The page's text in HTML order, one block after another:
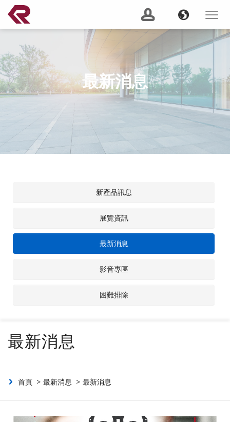
南俊國際股份有限公司 。 REPON SLIDES
Navigation
Toggle
最新消息
產品資訊
CSR
聯絡我們
投資人專區
Language
建議關鍵字： Soft Close Server Slide 200 lbs Push to Open
Heavy
Duty
Lock Out 2 Way
Banner
最新消息
新產品訊息
展覽資訊
最新消息
影音專區
困難排除
最新消息
首頁 最新消息 最新消息